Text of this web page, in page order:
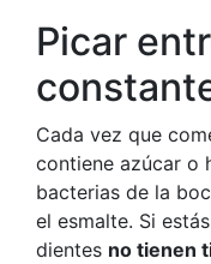
Picar
Cada vez que
contiene azúcar o
bacterias de la
el esmalte. Si
dientes no tienen